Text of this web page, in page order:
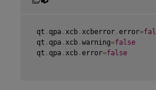
qt . qpa . xcb . xcberror . error=
qt . qpa . xcb . warning=false
qt . qpa . xcb . error=false